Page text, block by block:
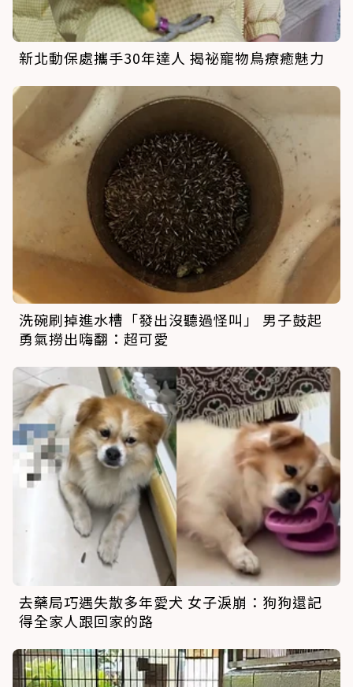
新北動保處攜手30年達人 揭祕寵物鳥療癒魅力
洗碗刷掉進水槽「發出沒聽過怪叫」 男子鼓起
勇氣撈出嗨翻：超可愛
去藥局巧遇失散多年愛犬 女子淚崩：狗狗還記
得全家人跟回家的路